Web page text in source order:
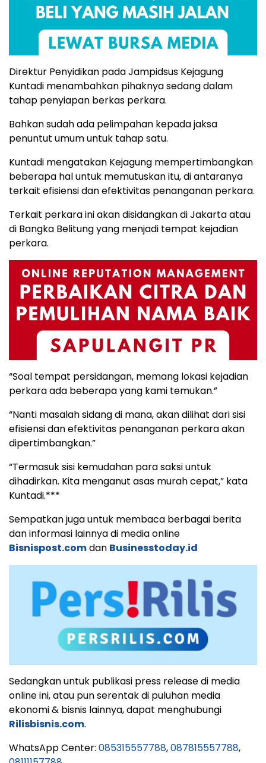
Direktur Penyidikan pada Jampidsus Kejagung
Kuntadi menambahkan pihaknya sedang dalam
tahap penyiapan berkas perkara.
Bahkan sudah ada pelimpahan kepada jaksa
penuntut umum untuk tahap satu.
Kuntadi mengatakan Kejagung mempertimbangkan
beberapa hal untuk memutuskan itu, di antaranya
terkait efisiensi dan efektivitas penanganan perkara.
Terkait perkara ini akan disidangkan di Jakarta atau
di Bangka Belitung yang menjadi tempat kejadian
perkara.
“Soal tempat persidangan, memang lokasi kejadian
perkara ada beberapa yang kami temukan.”
“Nanti masalah sidang di mana, akan dilihat dari sisi
efisiensi dan efektivitas penanganan perkara akan
dipertimbangkan.”
“Termasuk sisi kemudahan para saksi untuk
dihadirkan. Kita menganut asas murah cepat,” kata
Kuntadi.***
Sempatkan juga untuk membaca berbagai berita
dan informasi lainnya di media online
Bisnispost.comdan Businesstoday.id
Sedangkan untuk publikasi press release di media
online ini, atau pun serentak di puluhan media
ekonomi & bisnis lainnya, dapat menghubungi
Rilisbisnis.com.
WhatsApp Center: 085315557788,087815557788,